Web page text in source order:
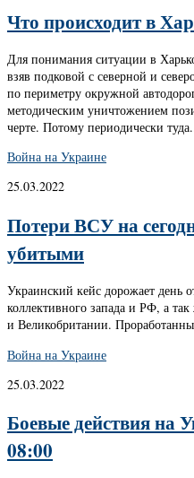
Что происходит в
Для понимания ситуации в
взяв подковой с северной и
по периметру окружной
методическим уничтожением
черте. Потому периодически
Война на Украине
25.03.2022
Потери ВСУ на
убитыми
Украинский кейс дорожает день
коллективного запада и РФ, а
и Великобритании.
Война на Украине
25.03.2022
Боевые действия на
08:00